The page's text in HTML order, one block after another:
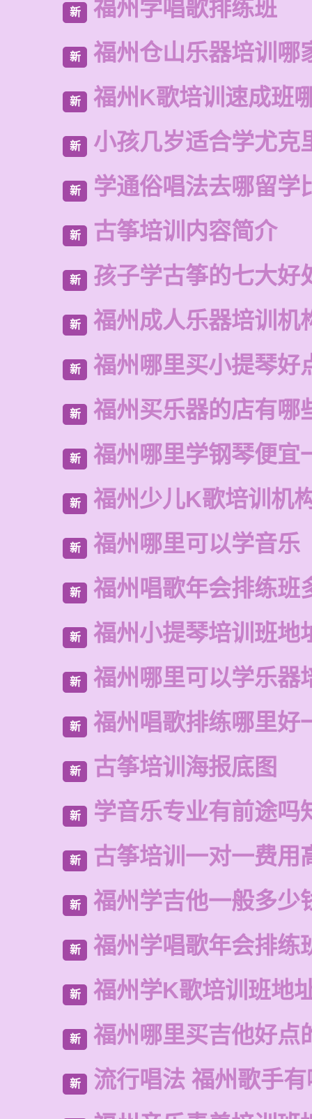
新 福州学唱歌排练班
新 福州仓山乐器培训哪
新 福州K歌培训速成班
新 小孩几岁适合学尤克
新 学通俗唱法去哪留学
新 古筝培训内容简介
新 孩子学古筝的七大好
新 福州成人乐器培训机
新 福州哪里买小提琴好
新 福州买乐器的店有哪
新 福州哪里学钢琴便宜
新 福州少儿K歌培训机
新 福州哪里可以学音乐
新 福州唱歌年会排练班
新 福州小提琴培训班地
新 福州哪里可以学乐器
新 福州唱歌排练哪里好
新 古筝培训海报底图
新 学音乐专业有前途吗
新 古筝培训一对一费用
新 福州学吉他一般多少
新 福州学唱歌年会排练
新 福州学K歌培训班地
新 福州哪里买吉他好点
新 流行唱法 福州歌手